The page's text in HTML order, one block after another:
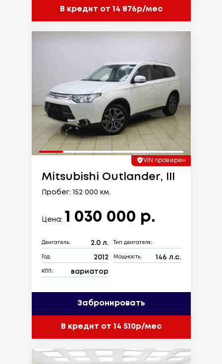
В кредит от 14 876р/мес
VIN проверен
Mitsubishi Outlander, III
Пробег: 152 000 км.
Цена: 1 030 000 р.
Двигатель: 2.0 л. Тип двигателя:
Год: 2012 Мощность: 146 л.с.
КПП: вариатор
Забронировать
В кредит от 14 510р/мес